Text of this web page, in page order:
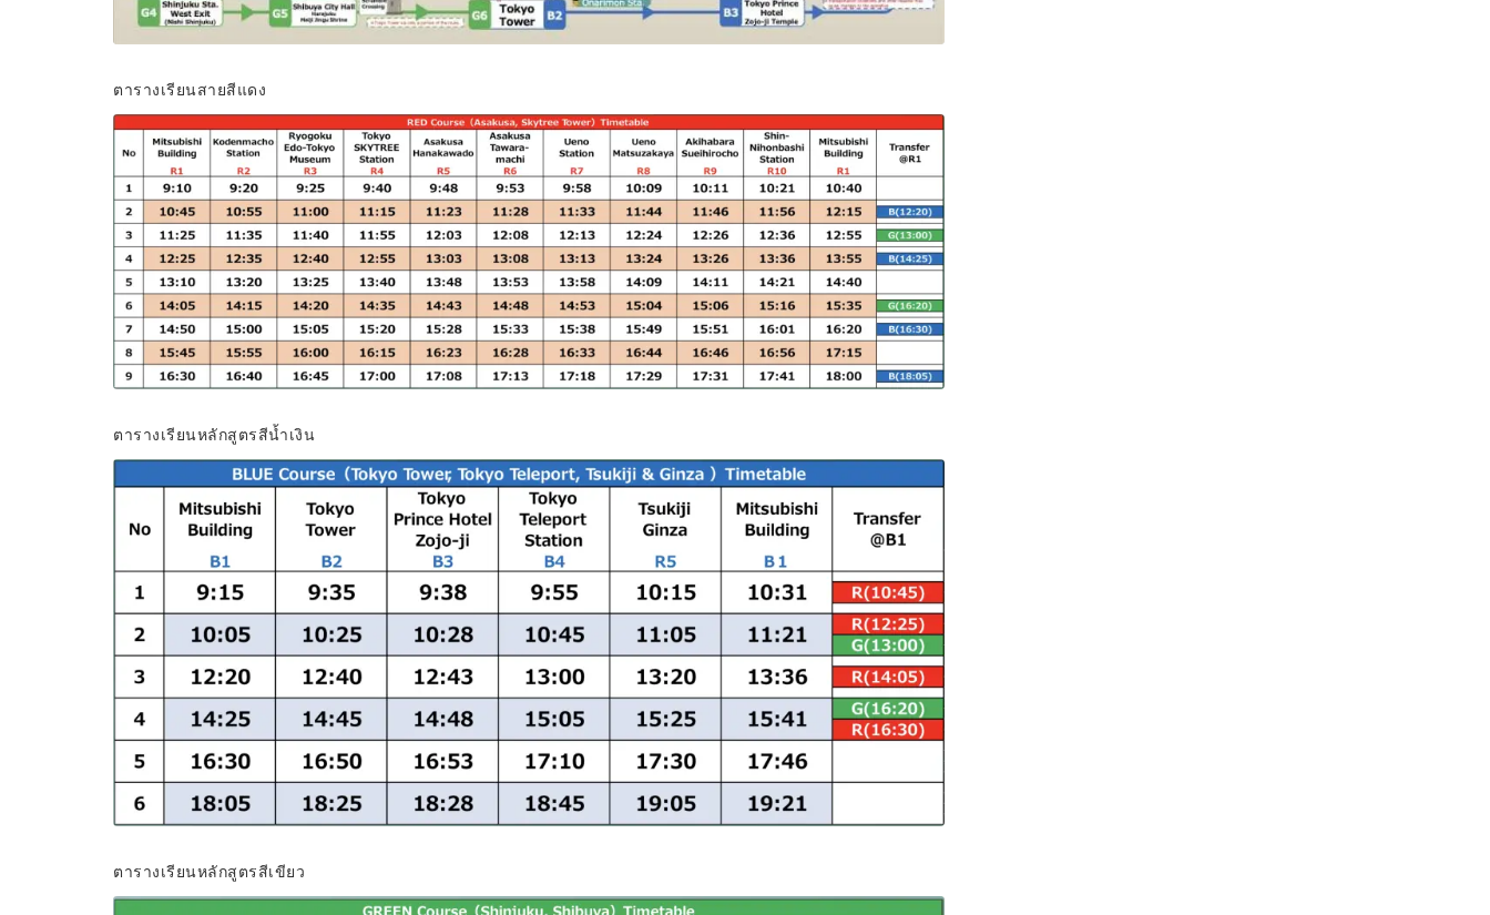
ตารางเรียนสายสีแดง
ตารางเรียนหลักสูตรสีน้ำเงิน
ตารางเรียนหลักสูตรสีเขียว